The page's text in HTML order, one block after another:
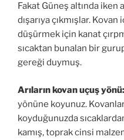
Fakat Güneş altında iken
dışarıya çıkmışlar. Kovan
düşürmek için kanat
sıcaktan bunalan bir
gereği duymuş.
Arıların kovan uçuş yönü:
yönüne koyunuz.
koyduğunuzda
kamış, toprak cinsi